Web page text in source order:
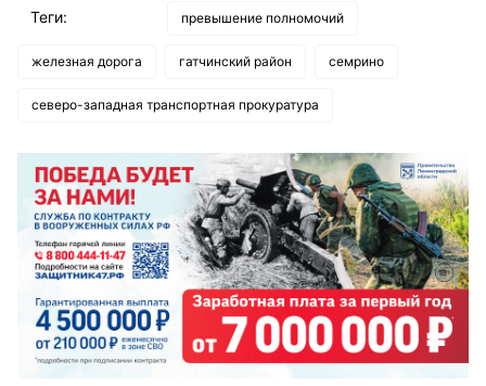
Теги: превышение полномочий
железная дорога гатчинский район семрино
северо-западная транспортная прокуратура